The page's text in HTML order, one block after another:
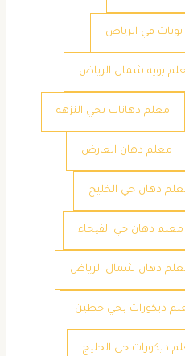
في الرياض
بويه شمال الرياض
معلم دهانات بحي النزهه
معلم دهان العارض
دهان حي الخليج
معلم دهان حي الفيحاء
دهان شمال الرياض
ديكورات بحي حطين
ديكورات حي الخليج